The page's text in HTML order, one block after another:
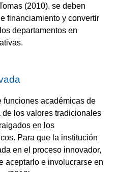
(2010), se deben
financiamiento y convertir
departamentos en
funciones académicas de
de los valores tradicionales
en los
Para que la institución
en el proceso innovador,
aceptarlo e involucrarse en